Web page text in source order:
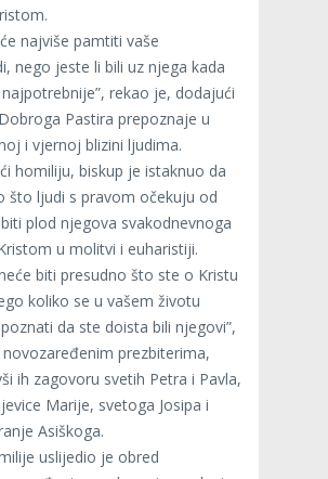
najviše pamtiti vaše
nego jeste li bili uz njega kada
rekao je, dodajući
Pastira prepoznaje u
i vjernoj blizini ljudima.
homiliju, biskup je istaknuo da
što ljudi s pravom očekuju od
plod njegova svakodnevnoga
u molitvi i euharistiji.
biti presudno što ste o Kristu
koliko se u vašem životu
da ste doista bili njegovi”,
prezbiterima,
ih zagovoru svetih Petra i Pavla,
Marije, svetoga Josipa i
Asiškoga.
uslijedio je obred